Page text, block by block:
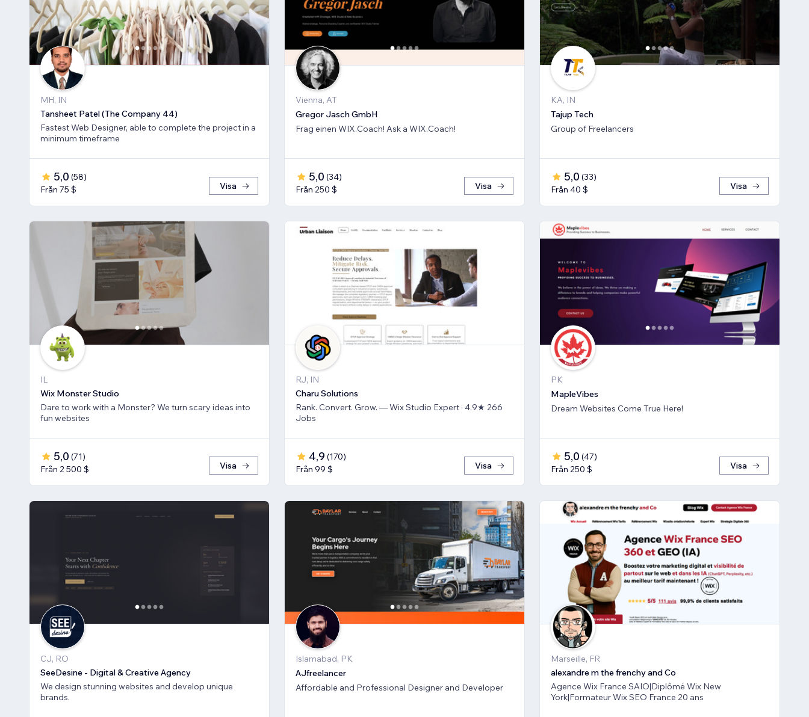
MH, IN
Tansheet Patel (The Company 44)
Fastest Web Designer, able to complete the project in a
minimum timeframe
5,0 (58)
Från 75 $
Visa
Vienna, AT
Gregor Jasch GmbH
Frag einen WIX.Coach! Ask a WIX.Coach!
5,0 (34)
Från 250 $
Visa
KA, IN
Tajup Tech
Group of Freelancers
5,0 (33)
Från 40 $
Visa
IL
Wix Monster Studio
Dare to work with a Monster? We turn scary ideas into
fun websites
5,0 (71)
Från 2 500 $
Visa
RJ, IN
Charu Solutions
Rank. Convert. Grow. — Wix Studio Expert · 4.9★ 266
Jobs
4,9 (170)
Från 99 $
Visa
PK
MapleVibes
Dream Websites Come True Here!
5,0 (47)
Från 250 $
Visa
CJ, RO
SeeDesine - Digital & Creative Agency
We design stunning websites and develop unique
brands.
Islamabad, PK
AJfreelancer
Affordable and Professional Designer and Developer
Marseille, FR
alexandre m the frenchy and Co
Agence Wix France SAIO|Diplômé Wix New
York|Formateur Wix SEO France 20 ans